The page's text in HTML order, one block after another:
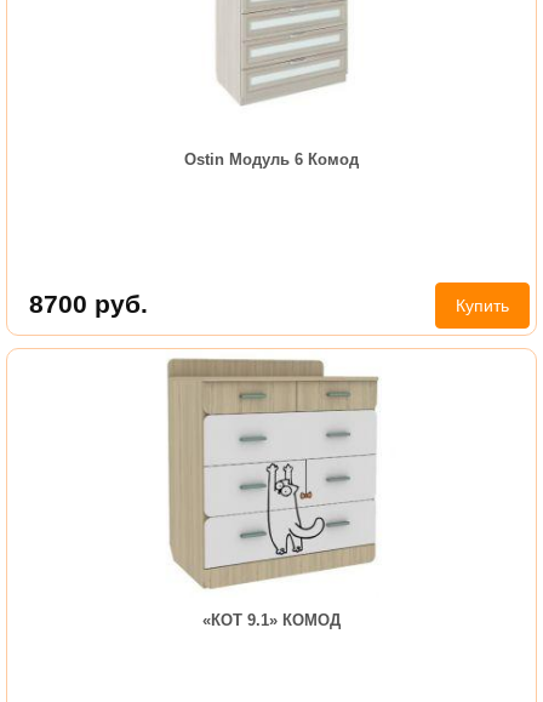
Ostin Модуль 6 Комод
8700 руб. Купить
«КОТ 9.1» КОМОД